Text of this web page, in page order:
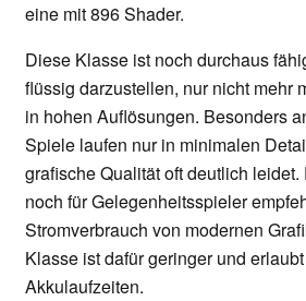
eine mit 896 Shader.
Diese Klasse ist noch durchaus
flüssig darzustellen, nur nicht mehr
in hohen Auflösungen. Besonders
Spiele laufen nur in minimalen
grafische Qualität oft deutlich
noch für Gelegenheitsspieler
Stromverbrauch von modernen
Klasse ist dafür geringer und
Akkulaufzeiten.